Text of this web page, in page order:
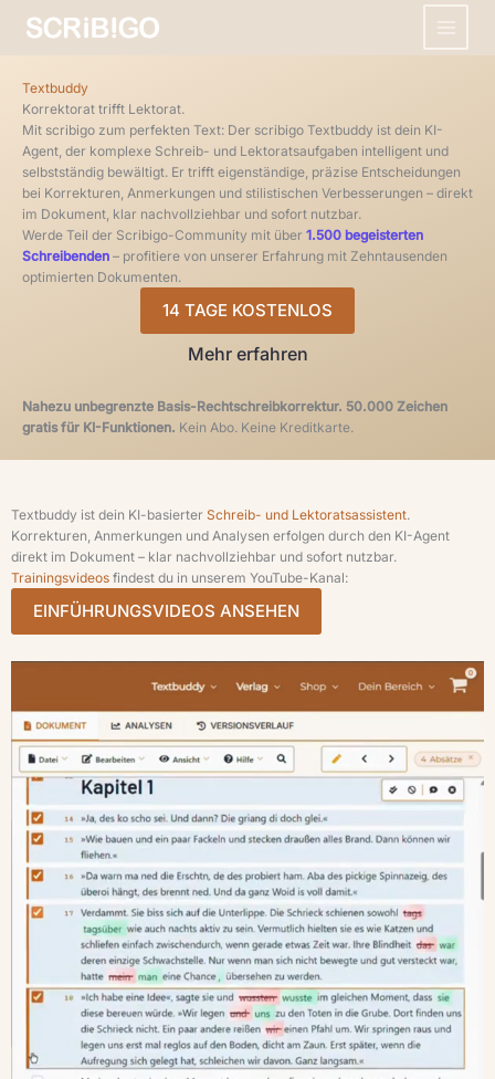
Inhalt
Textbuddy
Korrektorat trifft Lektorat.
Mit scribigo zum perfekten Text: Der scribigo Textbuddy ist dein KI-
Agent, der komplexe Schreib- und Lektoratsaufgaben intelligent und
selbstständig bewältigt. Er trifft eigenständige, präzise Entscheidungen
bei Korrekturen, Anmerkungen und stilistischen Verbesserungen – direkt
im Dokument, klar nachvollziehbar und sofort nutzbar.
Werde Teil der Scribigo-Community mit über 1.500 begeisterten
Schreibenden – profitiere von unserer Erfahrung mit Zehntausenden
optimierten Dokumenten.
14 TAGE KOSTENLOS
Mehr erfahren
Nahezu unbegrenzte Basis-Rechtschreibkorrektur. 50.000 Zeichen
gratis für KI-Funktionen. Kein Abo. Keine Kreditkarte.
Textbuddy ist dein KI-basierter Schreib- und Lektoratsassistent.
Korrekturen, Anmerkungen und Analysen erfolgen durch den KI-Agent
direkt im Dokument – klar nachvollziehbar und sofort nutzbar.
Trainingsvideos findest du in unserem YouTube-Kanal:
EINFÜHRUNGSVIDEOS ANSEHEN